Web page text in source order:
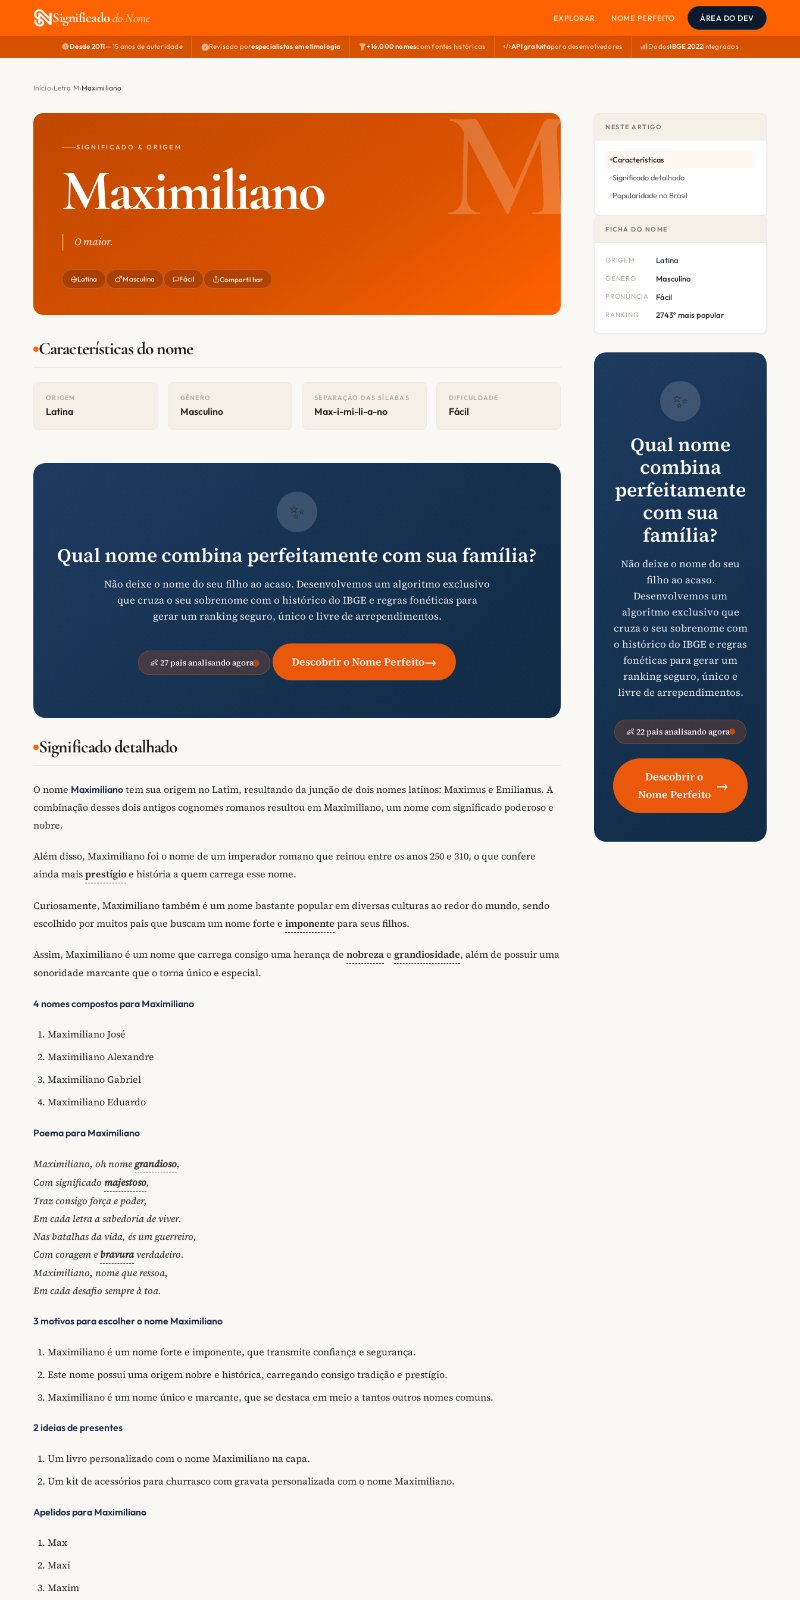
Significadodo Nome EXPLORAR NOME PERFEITO ÁREA DO DEV
Desde 2011— 15 anos de autoridade Revisado porespecialistas em etimologia +16.000 nomescom fontes históricas API gratuitapara desenvolvedores DadosIBGE 2022integrados
Início Letra M Maximiliano
SIGNIFICADO & ORIGEM
Maximiliano
O maior.
Latina Masculino Fácil Compartilhar
Características do nome
ORIGEM
Latina
GÊNERO
Masculino
SEPARAÇÃO DAS SÍLABAS
Max-i-mi-li-a-no
DIFICULDADE
Fácil
✨
Qual nome combina perfeitamente com sua família?
Não deixe o nome do seu filho ao acaso. Desenvolvemos um algoritmo exclusivo
que cruza o seu sobrenome com o histórico do IBGE e regras fonéticas para
gerar um ranking seguro, único e livre de arrependimentos.
👶 27 pais analisando agora Descobrir o Nome Perfeito→
Significado detalhado
O nome Maximiliano tem sua origem no Latim, resultando da junção de dois nomes latinos: Maximus e Emilianus. A
combinação desses dois antigos cognomes romanos resultou em Maximiliano, um nome com significado poderoso e
nobre.
Além disso, Maximiliano foi o nome de um imperador romano que reinou entre os anos 250 e 310, o que confere
ainda maisprestígioe história a quem carrega esse nome.
Curiosamente, Maximiliano também é um nome bastante popular em diversas culturas ao redor do mundo, sendo
escolhido por muitos pais que buscam um nome forte e imponente para seus filhos.
Assim, Maximiliano é um nome que carrega consigo uma herança de nobrezae grandiosidade, além de possuir uma
sonoridade marcante que o torna único e especial.
4 nomes compostos para Maximiliano
Maximiliano José
Maximiliano Alexandre
Maximiliano Gabriel
Maximiliano Eduardo
Poema para Maximiliano
Maximiliano, oh nomegrandioso,
Com significado majestoso,
Traz consigo força e poder,
Em cada letra a sabedoria de viver.
Nas batalhas da vida, és um guerreiro,
Com coragem e bravuraverdadeiro.
Maximiliano, nome que ressoa,
Em cada desafio sempre à toa.
3 motivos para escolher o nome Maximiliano
Maximiliano é um nome forte e imponente, que transmite confiança e segurança.
Este nome possui uma origem nobre e histórica, carregando consigo tradição e prestígio.
Maximiliano é um nome único e marcante, que se destaca em meio a tantos outros nomes comuns.
2 ideias de presentes
Um livro personalizado com o nome Maximiliano na capa.
Um kit de acessórios para churrasco com gravata personalizada com o nome Maximiliano.
Apelidos para Maximiliano
Max
Maxi
Maxim
NESTE ARTIGO
Características
Significado detalhado
Popularidade no Brasil
FICHA DO NOME
ORIGEM Latina
GÊNERO Masculino
PRONÚNCIA Fácil
RANKING 2743º mais popular
✨
Qual nome
combina
perfeitamente
com sua
família?
Não deixe o nome do seu
filho ao acaso.
Desenvolvemos um
algoritmo exclusivo que
cruza o seu sobrenome com
o histórico do IBGE e regras
fonéticas para gerar um
ranking seguro, único e
livre de arrependimentos.
👶 22 pais analisando agora
Descobrir o
Nome Perfeito
→